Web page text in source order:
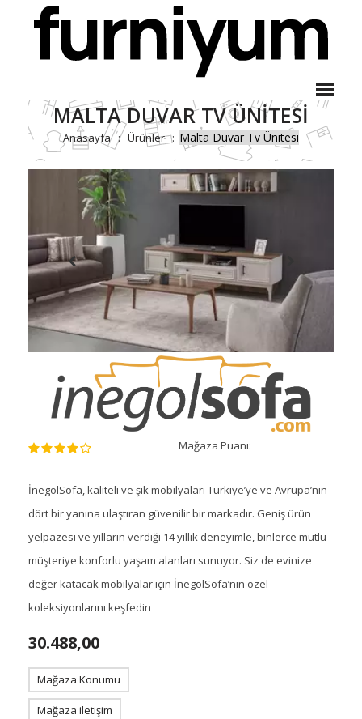
MALTA DUVAR TV ÜNITESI
Anasayfa Ürünler Malta Duvar Tv Ünitesi
Mağaza Puanı:
İnegölSofa, kaliteli ve şık mobilyaları Türkiye’ye ve Avrupa’nın
dört bir yanına ulaştıran güvenilir bir markadır. Geniş ürün
yelpazesi ve yılların verdiği 14 yıllık deneyimle, binlerce mutlu
müşteriye konforlu yaşam alanları sunuyor. Siz de evinize
değer katacak mobilyalar için İnegölSofa’nın özel
koleksiyonlarını keşfedin
30.488,00
Mağaza Konumu
Mağaza iletişim